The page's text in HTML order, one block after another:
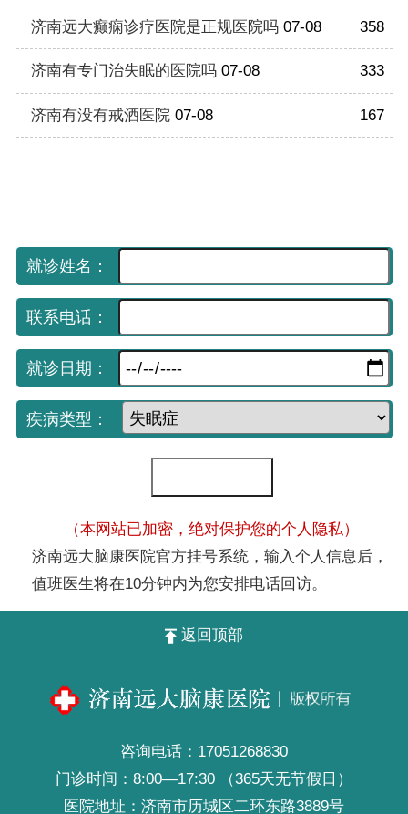
358
济南远大癫痫诊疗医院是正规医院吗 07-08
333
济南有专门治失眠的医院吗 07-08
167
济南有没有戒酒医院 07-08
就诊姓名：
联系电话：
就诊日期：
疾病类型：
（本网站已加密，绝对保护您的个人隐私）
济南远大脑康医院官方挂号系统，输入个人信息后，
值班医生将在10分钟内为您安排电话回访。
返回顶部
咨询电话： 17051268830
门诊时间：8:00—17:30 （365天无节假日）
医院地址：济南市历城区二环东路3889号